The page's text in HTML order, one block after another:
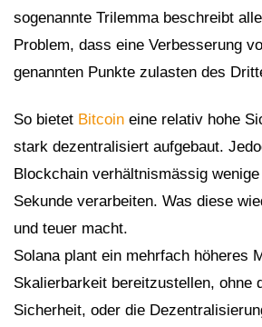
sogenannte Trilemma beschreibt
Problem, dass eine Verbesserung
genannten Punkte zulasten des
So bietet Bitcoin eine relativ hohe
stark dezentralisiert aufgebaut.
Blockchain verhältnismässig
Sekunde verarbeiten. Was diese
und teuer macht.
Solana plant ein mehrfach höheres
Skalierbarkeit bereitzustellen, ohne
Sicherheit, oder die